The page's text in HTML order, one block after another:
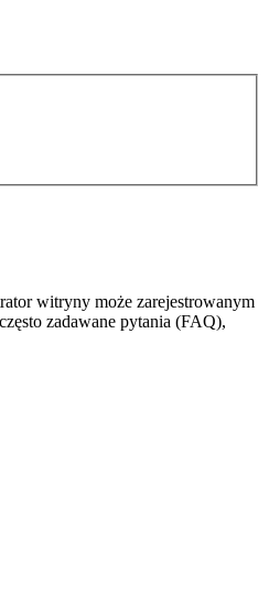
witryny może zarejestrowanym
zadawane pytania (FAQ),